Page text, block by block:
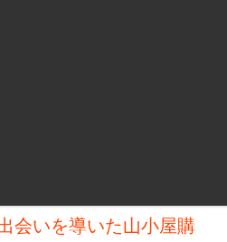
会いを導いた山小屋購